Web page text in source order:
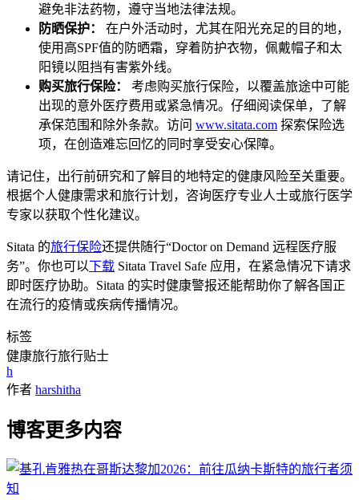
避免非法药物，遵守当地法律法规。
防晒保护：
在户外活动时，尤其在阳光充足的目的地，
使用高SPF值的防晒霜，穿着防护衣物，佩戴帽子和太
阳镜以阻挡有害紫外线。
购买旅行保险：
考虑购买旅行保险，以覆盖旅途中可能
出现的意外医疗费用或紧急情况。仔细阅读保单，了解
承保范围和除外条款。访问 www.sitata.com 探索保险选
项，在创造难忘回忆的同时享受安心保障。
请记住，出行前研究和了解目的地特定的健康风险至关重要。
根据个人健康需求和旅行计划，咨询医疗专业人士或旅行医学
专家以获取个性化建议。
Sitata 的旅行保险还提供随行“Doctor on Demand 远程医疗服
务”。你也可以下载 Sitata Travel Safe 应用，在紧急情况下请求
即时医疗协助。Sitata 的实时健康警报还能帮助你了解各国正
在流行的疫情或疾病传播情况。
标签
健康旅行旅行贴士
h
作者 harshitha
博客更多内容